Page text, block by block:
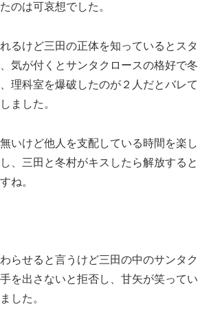
のは可哀想でした。
るけど三田の正体を知っているとスタ
気が付くとサンタクロースの格好で冬
理科室を爆破したのが２人だとバレて
ました。
いけど他人を支配している時間を楽し
、三田と冬村がキスしたら解放すると
ね。
らせると言うけど三田の中のサンタク
を出さないと拒否し、甘矢が笑ってい
した。